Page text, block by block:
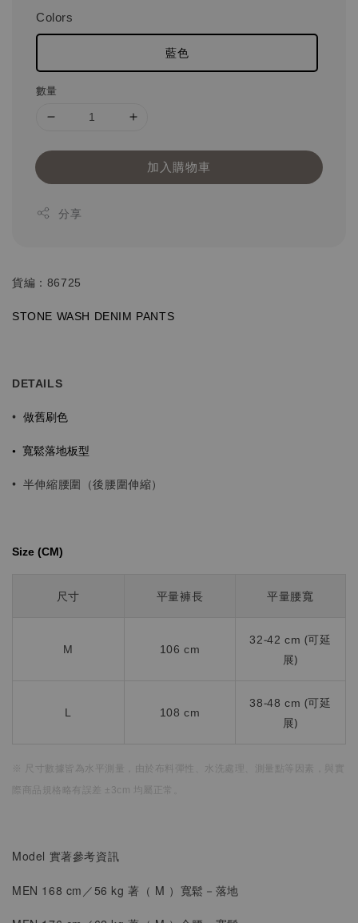
Colors
藍色
數量
加入購物車
分享
貨編：86725
STONE WASH DENIM PANTS
DETAILS
• 做舊刷色
• 寬鬆落地板型
• 半伸縮腰圍（後腰圍伸縮）
Size (CM)⁡⁡
尺寸 平量褲長 平量腰寬
M 106 cm
32-42 cm (可延
展)
L 108 cm
38-48 cm (可延
展)
※ 尺寸數據皆為水平測量， 由於布料彈性、水洗處理、測量點等因素，
際商品規格略有誤差 ±3cm 均屬正常。
Model 實著參考資訊
MEN 168 cm／56 kg 著（ M ） 寬鬆 －落地